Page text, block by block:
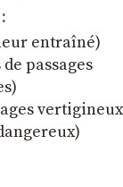
entraîné)
passages
vertigineux